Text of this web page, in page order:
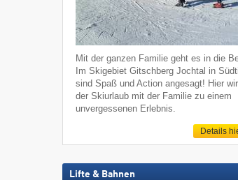
Mit der ganzen Familie geht es in die
Im Skigebiet Gitschberg Jochtal in
sind Spaß und Action angesagt! Hier
der Skiurlaub mit der Familie zu einem
unvergessenen Erlebnis.
Details
Lifte & Bahnen